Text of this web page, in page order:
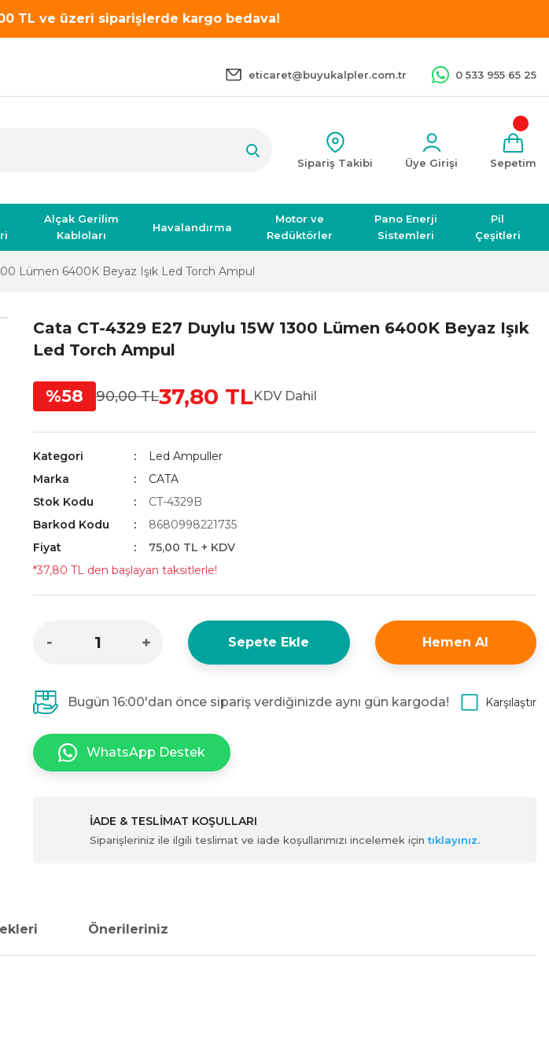
TL ve üzeri siparişlerde kargo bedava!
eticaret@buyukalpler.com.tr 0 533 955 65 25
Sipariş Takibi Üye Girişi Sepetim
Alçak Gerilim
Kabloları
Havalandırma
Motor ve
Redüktörler
Pano Enerji
Sistemleri
Pil
Çeşitleri
Lümen 6400K Beyaz Işık Led Torch Ampul
Cata CT-4329 E27 Duylu 15W 1300 Lümen 6400K Beyaz Işık
Led Torch Ampul
%58 90,00 TL37,80 TLKDV Dahil
Kategori
Led Ampuller
Marka
CATA
Stok Kodu
CT-4329B
Barkod Kodu
8680998221735
Fiyat
75,00 TL + KDV
*37,80 TL den başlayan taksitlerle!
Sepete Ekle Hemen Al
Bugün 16:00'dan önce sipariş verdiğinizde aynı gün kargoda! Karşılaştır
WhatsApp Destek
İADE & TESLİMAT KOŞULLARI
Siparişleriniz ile ilgili teslimat ve iade koşullarımızı incelemek içintıklayınız.
Önerileriniz